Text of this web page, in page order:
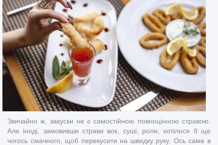
Звичайно ж, закуски не є самостійною повноцінною стравою.
Але іноді, замовивши страви вок, суші, роли, хотілося б ще
чогось смачного, щоб перекусити на швидку руку. Ось саме в